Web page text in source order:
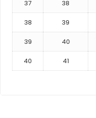
37 38
38 39
39 40
40 41